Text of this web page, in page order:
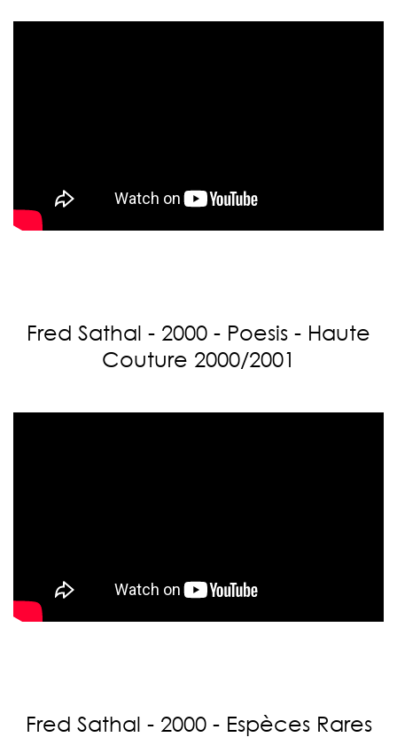
Fred Sathal - 2000 - Poesis - Haute
Couture 2000/2001
Fred Sathal - 2000 - Espèces Rares